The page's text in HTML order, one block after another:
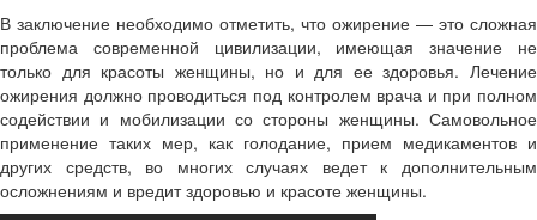
В заключение необходимо отметить, что ожирение — это сложная
проблема современной цивилизации, имеющая значение не
только для красоты женщины, но и для ее здоровья. Лечение
ожирения должно проводиться под контролем врача и при полном
содействии и мобилизации со стороны женщины. Самовольное
применение таких мер, как голодание, прием медикаментов и
других средств, во многих случаях ведет к дополнительным
осложнениям и вредит здоровью и красоте женщины.